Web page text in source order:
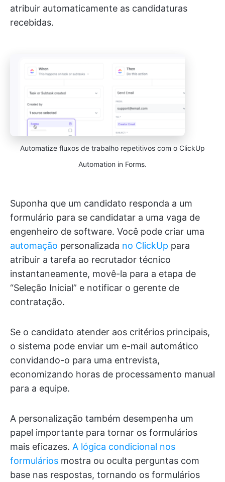
atribuir automaticamente as candidaturas
recebidas.
Automatize fluxos de trabalho repetitivos com o ClickUp
Automation in Forms.
Suponha que um candidato responda a um
formulário para se candidatar a uma vaga de
engenheiro de software. Você pode criar uma
automação personalizada no ClickUp para
atribuir a tarefa ao recrutador técnico
instantaneamente, movê-la para a etapa de
“Seleção Inicial” e notificar o gerente de
contratação.
Se o candidato atender aos critérios principais,
o sistema pode enviar um e-mail automático
convidando-o para uma entrevista,
economizando horas de processamento manual
para a equipe.
A personalização também desempenha um
papel importante para tornar os formulários
mais eficazes. A lógica condicional nos
formulários mostra ou oculta perguntas com
base nas respostas, tornando os formulários